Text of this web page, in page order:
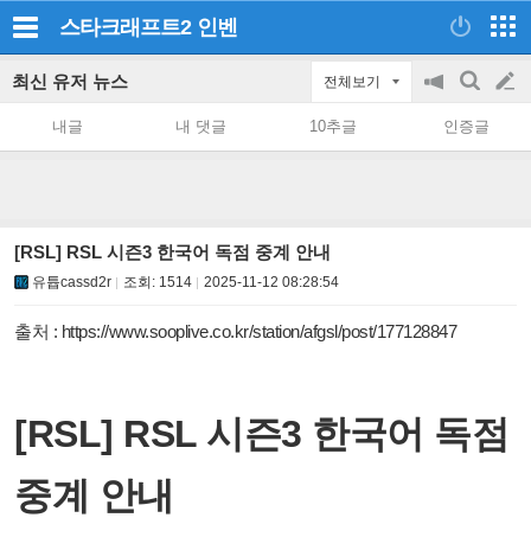
스타크래프트2 인벤
최신 유저 뉴스 전체보기
공
on/off
검
색
글
쓰
내글 내 댓글 10추글 인증글
[RSL] RSL 시즌3 한국어 독점 중계 안내
유튭cassd2r 조회: 1514 2025-11-12 08:28:54
출처 : https://www.sooplive.co.kr/station/afgsl/post/177128847
[RSL] RSL 시즌3 한국어 독점
중계 안내